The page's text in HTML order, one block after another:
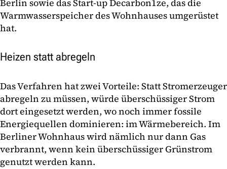
Berlin sowie das Start-up Decarbon1ze, das die
Warmwasserspeicher des Wohnhauses umgerüstet
hat.
Heizen statt abregeln
Das Verfahren hat zwei Vorteile: Statt Stromerzeuger
abregeln zu müssen, würde überschüssiger Strom
dort eingesetzt werden, wo noch immer fossile
Energiequellen dominieren: im Wärmebereich. Im
Berliner Wohnhaus wird nämlich nur dann Gas
verbrannt, wenn kein überschüssiger Grünstrom
genutzt werden kann.